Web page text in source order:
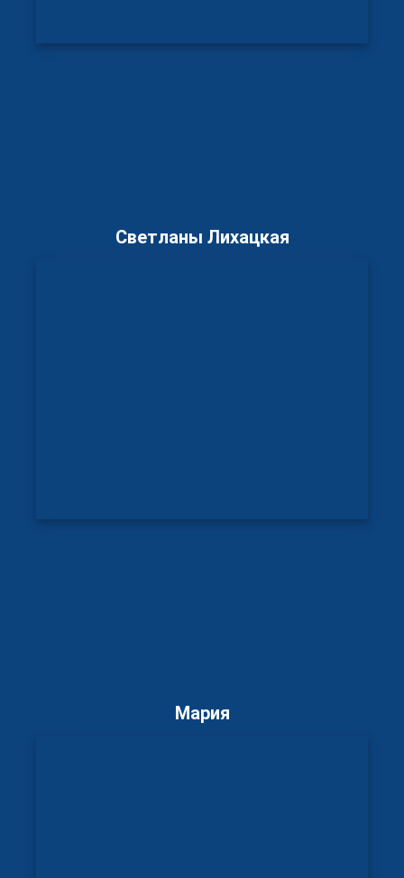
Светланы Лихацкая
Мария